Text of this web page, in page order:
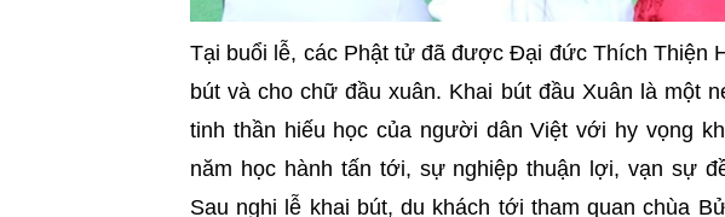
Tại buổi lễ, các Phật tử đã được Đại đức Thích Thiện
bút và cho chữ đầu xuân. Khai bút đầu Xuân là một
tinh thần hiếu học của người dân Việt với hy vọng
năm học hành tấn tới, sự nghiệp thuận lợi, vạn sự
Sau nghi lễ khai bút, du khách tới tham quan chùa